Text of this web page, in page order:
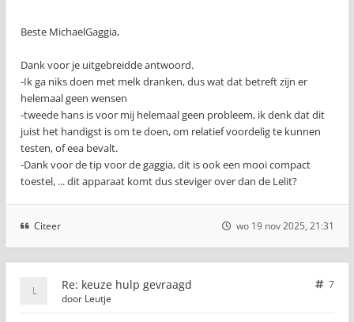
Beste MichaelGaggia,
Dank voor je uitgebreidde antwoord.
-Ik ga niks doen met melk dranken, dus wat dat betreft zijn er
helemaal geen wensen
-tweede hans is voor mij helemaal geen probleem, ik denk dat dit
juist het handigst is om te doen, om relatief voordelig te kunnen
testen, of eea bevalt.
-Dank voor de tip voor de gaggia, dit is ook een mooi compact
toestel, ... dit apparaat komt dus steviger over dan de Lelit?
Citeer wo 19 nov 2025, 21:31
Re: keuze hulp gevraagd
7
door Leutje